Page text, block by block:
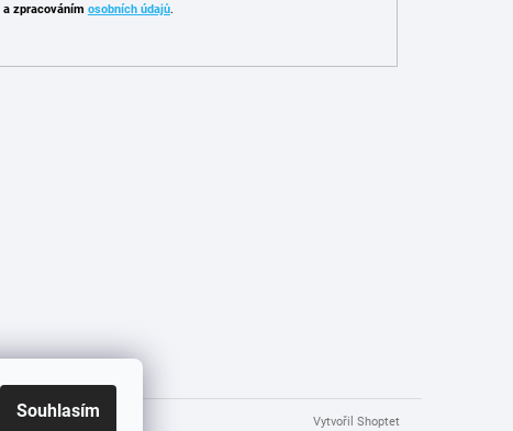
Souhlasím
a zpracováním osobních údajů.
Vytvořil Shoptet